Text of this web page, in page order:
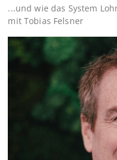
...und wie das System
mit Tobias Felsner